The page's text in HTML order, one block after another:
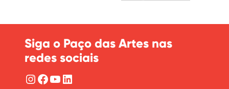
Siga o Paço das Artes nas
redes sociais
Instagram
Facebook
YouTube
LinkedIn